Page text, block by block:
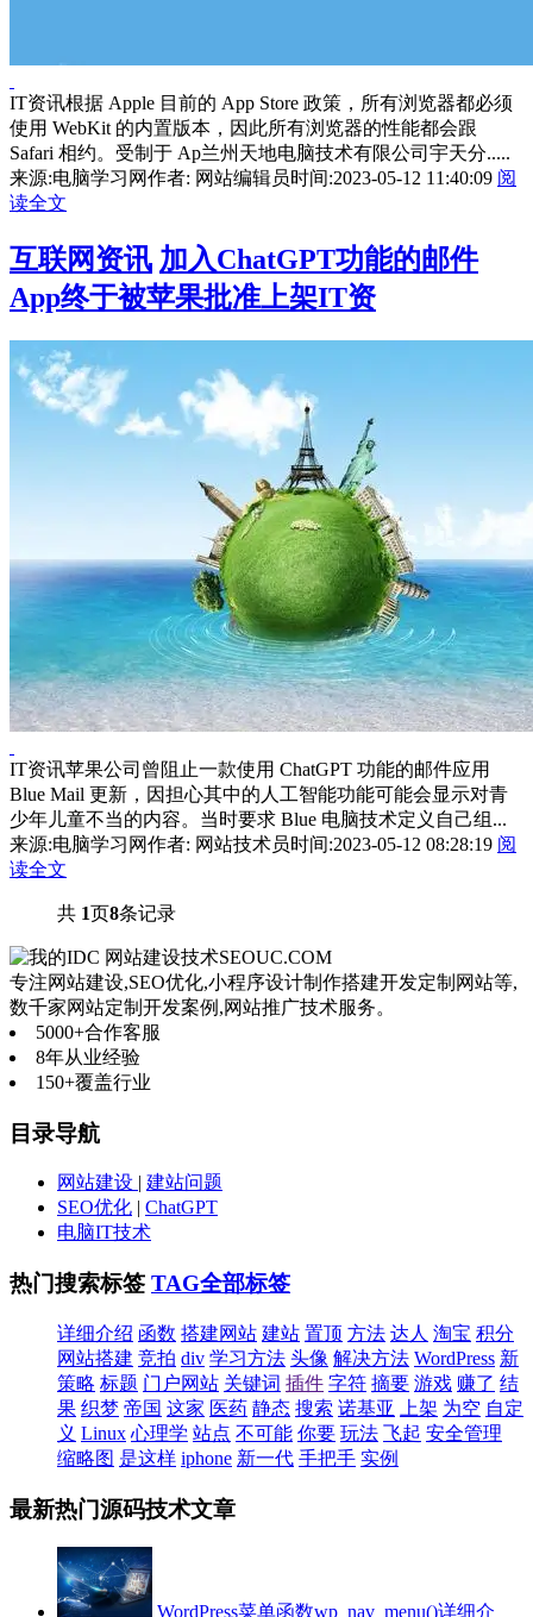
IT资讯根据 Apple 目前的 App Store 政策，所有浏览器都必须
使用 WebKit 的内置版本，因此所有浏览器的性能都会跟
Safari 相约。受制于 Ap兰州天地电脑技术有限公司宇天分.....
来源:电脑学习网作者: 网站编辑员时间:2023-05-12 11:40:09 阅
读全文
互联网资讯 加入ChatGPT功能的邮件
App终于被苹果批准上架IT资
IT资讯苹果公司曾阻止一款使用 ChatGPT 功能的邮件应用
Blue Mail 更新，因担心其中的人工智能功能可能会显示对青
少年儿童不当的内容。当时要求 Blue 电脑技术定义自己组...
来源:电脑学习网作者: 网站技术员时间:2023-05-12 08:28:19 阅
读全文
共 1页8条记录
网站建设技术SEOUC.COM
专注网站建设,SEO优化,小程序设计制作搭建开发定制网站等,
数千家网站定制开发案例,网站推广技术服务。
5000+合作客服
8年从业经验
150+覆盖行业
目录导航
网站建设 | 建站问题
SEO优化 | ChatGPT
电脑IT技术
热门搜索标签 TAG全部标签
详细介绍 函数 搭建网站 建站 置顶 方法 达人 淘宝 积分
网站搭建 竞拍 div 学习方法 头像 解决方法 WordPress 新
策略 标题 门户网站 关键词 插件 字符 摘要 游戏 赚了 结
果 织梦 帝国 这家 医药 静态 搜索 诺基亚 上架 为空 自定
义 Linux 心理学 站点 不可能 你要 玩法 飞起 安全管理
缩略图 是这样 iphone 新一代 手把手 实例
最新热门源码技术文章
WordPress菜单函数wp_nav_menu()详细介